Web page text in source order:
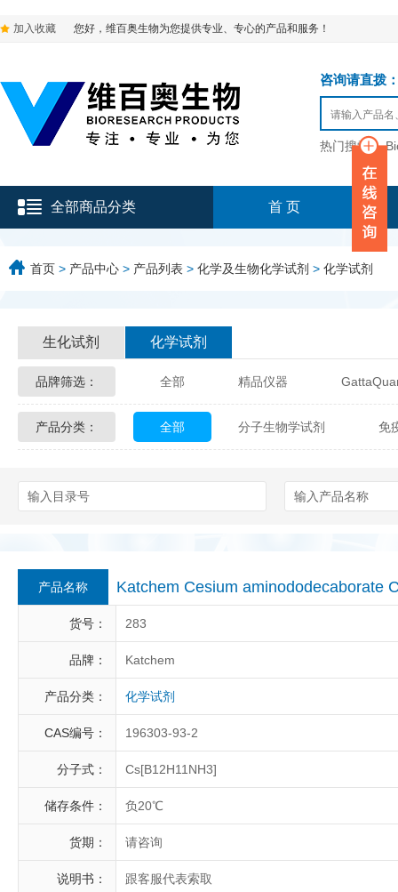
加入收藏 您好，维百奥生物为您提供专业、专心的产品和服务！
咨询请直拨
热门搜索：
全部商品分类 首 页
首页 > 产品中心 > 产品列表 > 化学及生物化学试剂 > 化学试剂
生化试剂 化学试剂
品牌筛选： 全部 精品仪器
Glycon Biochem Sterlitech
Berry & Associates
LGC Maine Standards
Abbexa AbD Serotec
产品分类： 全部 分子生物学试剂 免
产品名称 Katchem Cesium aminododecaborate
货号： 283
品牌： Katchem
产品分类： 化学试剂
CAS编号： 196303-93-2
分子式： Cs[B12H11NH3]
储存条件： 负20℃
货期： 请咨询
说明书： 跟客服代表索取